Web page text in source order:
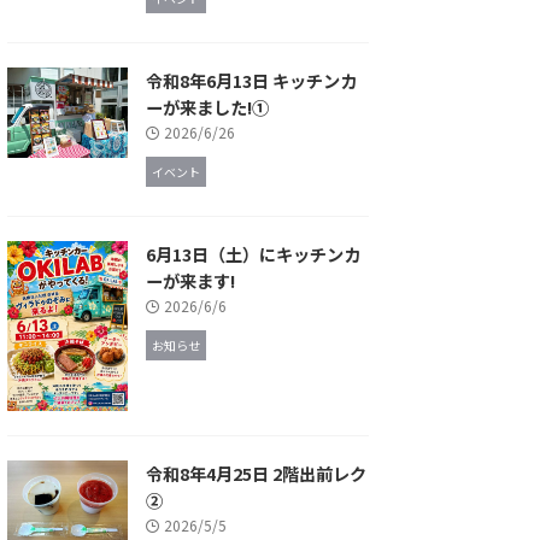
令和8年6月13日 キッチンカ
ーが来ました!①
2026/6/26
イベント
6月13日（土）にキッチンカ
ーが来ます!
2026/6/6
お知らせ
令和8年4月25日 2階出前レク
②
2026/5/5